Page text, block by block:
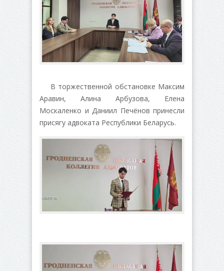
В торжественной обстановке Максим
Аравин, Алина Арбузова, Елена
Москаленко и Даниил Печёнов принесли
присягу адвоката Республики Беларусь.